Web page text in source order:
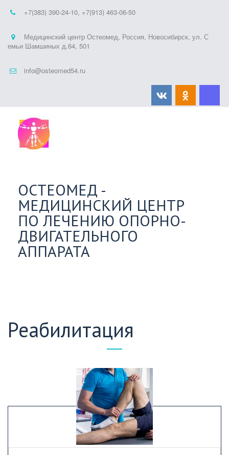
+7(383) 390-24-10, +7(913) 463-06-50
Медицинский центр Остеомед, Россия, Новосибирск, ул. С
емьи Шамшиных д.64, 501
info@osteomed54.ru
ОСТЕОМЕД -
МЕДИЦИНСКИЙ ЦЕНТР
ПО ЛЕЧЕНИЮ ОПОРНО-
ДВИГАТЕЛЬНОГО
АППАРАТА
Реабилитация